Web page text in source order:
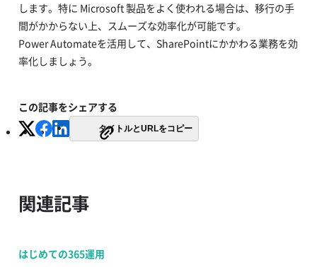
します。特に Microsoft 製品をよく使われる場合は、移行の手
間がかからない上、スムーズな効率化が可能です。
Power Automateを活用して、SharePointにかかわる業務を効
率化しましょう。
この記事をシェアする
タイトルとURLをコピー
関連記事
はじめての365運用